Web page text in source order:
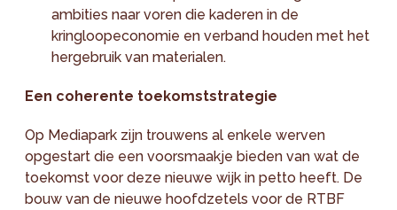
ambities naar voren die kaderen in de
kringloopeconomie en verband houden met het
hergebruik van materialen.
Een coherente toekomststrategie
Op Mediapark zijn trouwens al enkele werven
opgestart die een voorsmaakje bieden van wat de
toekomst voor deze nieuwe wijk in petto heeft. De
bouw van de nieuwe hoofdzetels voor de RTBF